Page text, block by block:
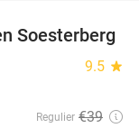
29%
Soesterberg
9.5 star
Regulier €39